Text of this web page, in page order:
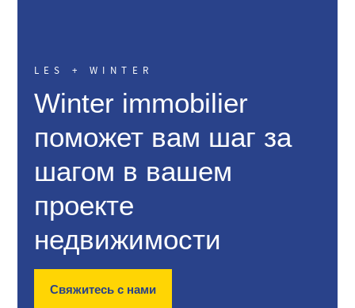
LES + WINTER
Winter immobilier
поможет вам шаг за
шагом в вашем
проекте
недвижимости
Свяжитесь с нами